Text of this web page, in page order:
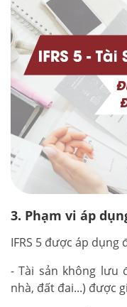
3. Phạm vi áp
IFRS 5 được áp dụng
- Tài sản không lưu
nhà, đất đai...) được